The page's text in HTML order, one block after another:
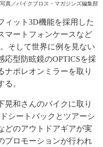
写真／バイクブロス・マガジンズ編集部
ィット3D機能を採用した
マートフォンケースなど
そして世界に例を見ない
応型防眩鏡のOPTICSを採
ナポレオンミラーを取り
。
晃和さんのバイクに取り
シートバックとツアーシ
どのアウトドアギアが実
プロモーションが行われ